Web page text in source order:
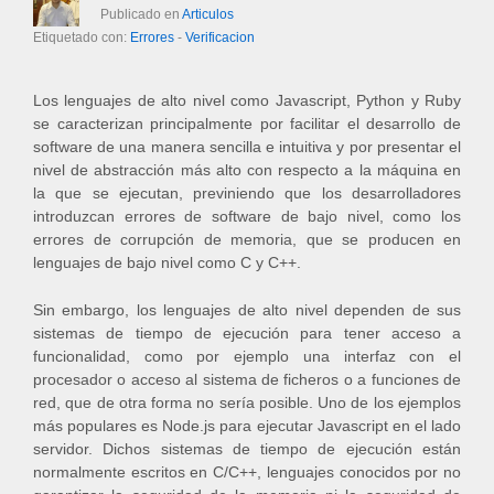
Publicado en Articulos
Etiquetado con: Errores - Verificacion
Los lenguajes de alto nivel como Javascript, Python y Ruby
se caracterizan principalmente por facilitar el desarrollo de
software de una manera sencilla e intuitiva y por presentar el
nivel de abstracción más alto con respecto a la máquina en
la que se ejecutan, previniendo que los desarrolladores
introduzcan errores de software de bajo nivel, como los
errores de corrupción de memoria, que se producen en
lenguajes de bajo nivel como C y C++.
Sin embargo, los lenguajes de alto nivel dependen de sus
sistemas de tiempo de ejecución para tener acceso a
funcionalidad, como por ejemplo una interfaz con el
procesador o acceso al sistema de ficheros o a funciones de
red, que de otra forma no sería posible. Uno de los ejemplos
más populares es Node.js para ejecutar Javascript en el lado
servidor. Dichos sistemas de tiempo de ejecución están
normalmente escritos en C/C++, lenguajes conocidos por no